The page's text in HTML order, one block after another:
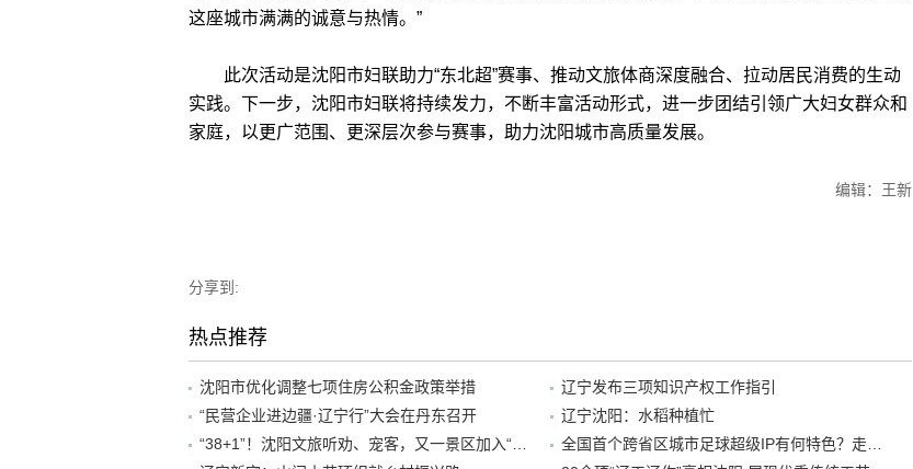
这座城市满满的诚意与热情。”
此次活动是沈阳市妇联助力“东北超”赛事、推动文旅体商深度融合、拉动居民消费的生动
实践。下一步，沈阳市妇联将持续发力，不断丰富活动形式，进一步团结引领广大妇女群众和
家庭，以更广范围、更深层次参与赛事，助力沈阳城市高质量发展。
编辑：王新
分享到:
热点推荐
沈阳市优化调整七项住房公积金政策举措
辽宁发布三项知识产权工作指引
“民营企业进边疆·辽宁行”大会在丹东召开
辽宁沈阳：水稻种植忙